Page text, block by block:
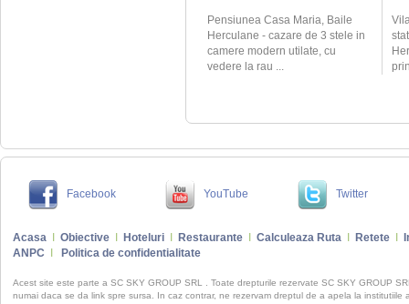
Pensiunea Casa Maria, Baile
Herculane - cazare de 3 stele in
camere modern utilate, cu
vedere la rau ...
Facebook YouTube Twitter
Acasa Obiective Hoteluri Restaurante Calculeaza Ruta Retete
ANPC
Politica de confidentialitate
Acest site este parte a SC SKY GROUP SRL . Toate drepturile rezervate SC SKY GROUP
numai daca se da link spre sursa. In caz contrar, ne rezervam dreptul de a apela la institutiile